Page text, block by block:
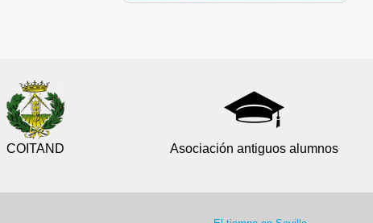
COITAND Asociación antiguos alumnos